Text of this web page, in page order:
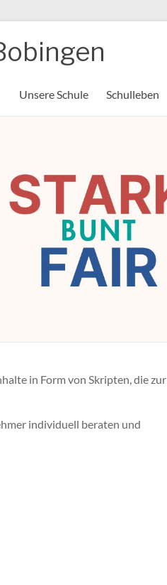
Unsere Schule Schulleben
in Form von Skripten, die zur
individuell beraten und